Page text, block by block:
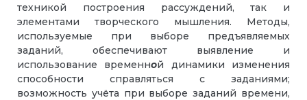
техникой построения рассуждений, так и
элементами творческого мышления. Методы,
используемые при выборе предъявляемых
заданий, обеспечивают выявление и
использование временной динамики изменения
способности справляться с заданиями;
возможность учёта при выборе заданий времени,